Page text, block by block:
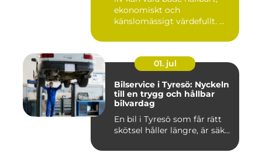
ekonomiskt och
känslomässigt värdefullt. ...
01. jul
Bilservice i Tyresö: Nyckeln
till en trygg och hållbar
bilvardag
En bil i Tyresö som får rätt
skötsel håller längre, är säk...